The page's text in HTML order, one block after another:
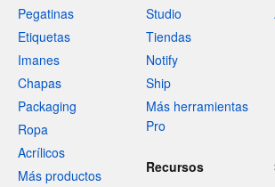
Pegatinas
Etiquetas
Imanes
Chapas
Packaging
Ropa
Acrílicos
Más productos
Studio
Tiendas
Notify
Ship
Más herramientas
Pro
Recursos